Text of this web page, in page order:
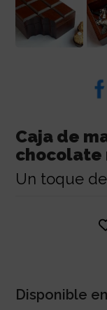
Caja de
chocolate
Un toque
Disponible